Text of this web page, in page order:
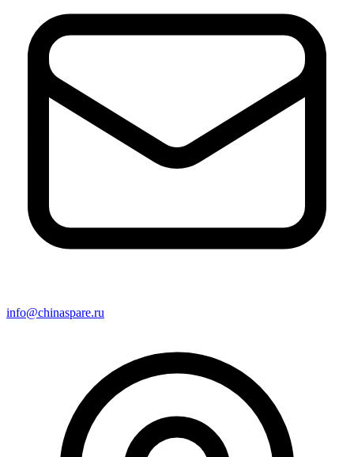
info@chinaspare.ru